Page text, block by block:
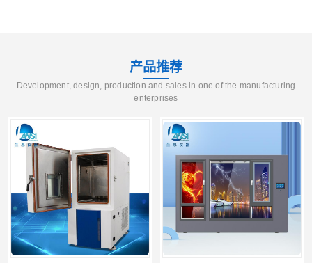
产品推荐
Development, design, production and sales in one of the manufacturing
enterprises